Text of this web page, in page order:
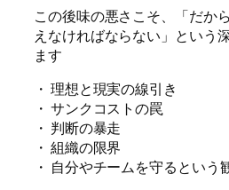
この後味の悪さこそ、「だか
えなければならない」という
ます
・ 理想と現実の線引き
・ サンクコストの罠
・ 判断の暴走
・ 組織の限界
・ 自分やチームを守るという